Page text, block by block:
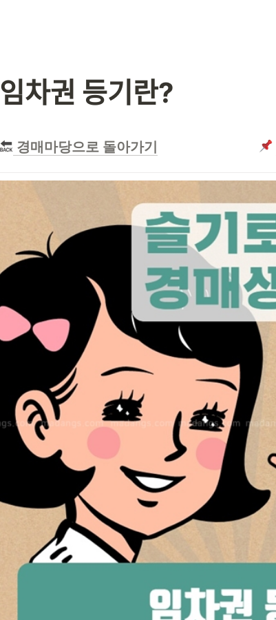
임차권 등기란?
경매마당으로 돌아가기